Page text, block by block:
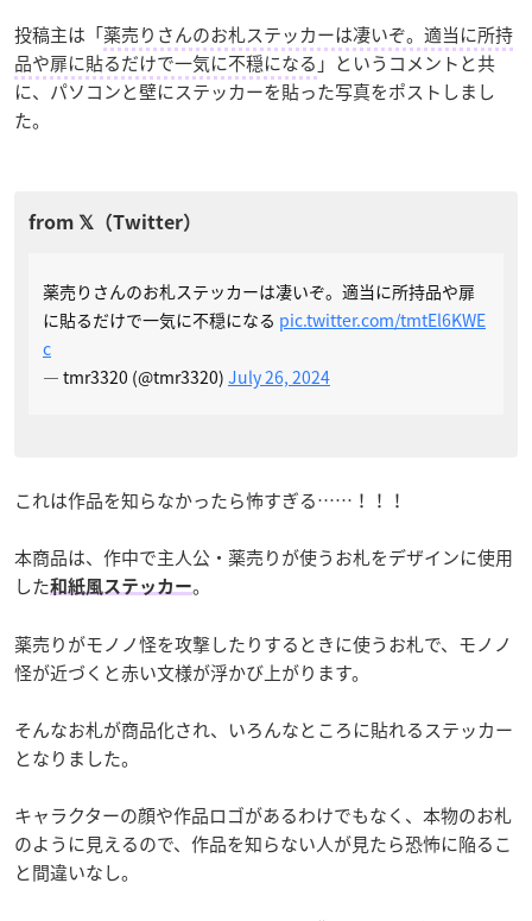
投稿主は「薬売りさんのお札ステッカーは凄いぞ。適当に所持
品や扉に貼るだけで一気に不穏になる 」というコメントと共
に、パソコンと壁にステッカーを貼った写真をポストしまし
た。
薬売りさんのお札ステッカーは凄いぞ。適当に所持品や扉
に貼るだけで一気に不穏になる pic.twitter.com/tmtEl6KWE
c
— tmr3320 (@tmr3320) July 26, 2024
これは作品を知らなかったら怖すぎる……！！！
本商品は、作中で主人公・薬売りが使うお札をデザインに使用
した和紙風ステッカー。
薬売りがモノノ怪を攻撃したりするときに使うお札で、モノノ
怪が近づくと赤い文様が浮かび上がります。
そんなお札が商品化され、いろんなところに貼れるステッカー
となりました。
キャラクターの顔や作品ロゴがあるわけでもなく、本物のお札
のように見えるので、作品を知らない人が見たら恐怖に陥るこ
と間違いなし。